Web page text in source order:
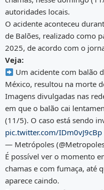
autoridades locais.
O acidente aconteceu
de Balões, realizado como
2025, de acordo com o
Veja:
Um acidente com balão
México, resultou na morte
Imagens divulgadas nas
em que o balão cai
(11/5). O caso está sendo
pic.twitter.com/IDm0vJ9cBp
— Metrópoles
É possível ver o momento
chamas e com fumaça, até
aparece caindo.